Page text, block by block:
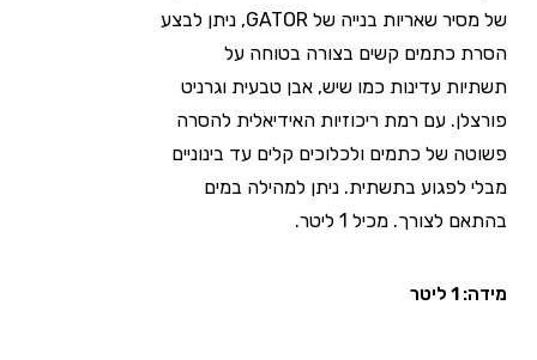
של מסיר שאריות בנייה של GATOR, ניתן לבצע
הסרת כתמים קשים בצורה בטוחה על
תשתיות עדינות כמו שיש, אבן טבעית וגרניט
פורצלן. עם רמת ריכוזיות האידיאלית להסרה
פשוטה של כתמים ולכלוכים קלים עד בינוניים
מבלי לפגוע בתשתית. ניתן למהילה במים
בהתאם לצורך. מכיל 1 ליטר.
מידה: 1 ליטר